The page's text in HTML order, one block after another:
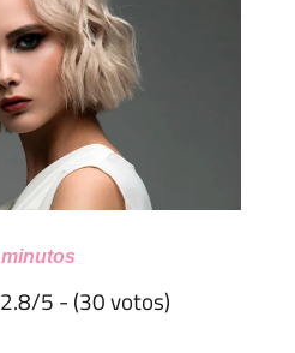
minutos
2.8/5 - (30 votos)